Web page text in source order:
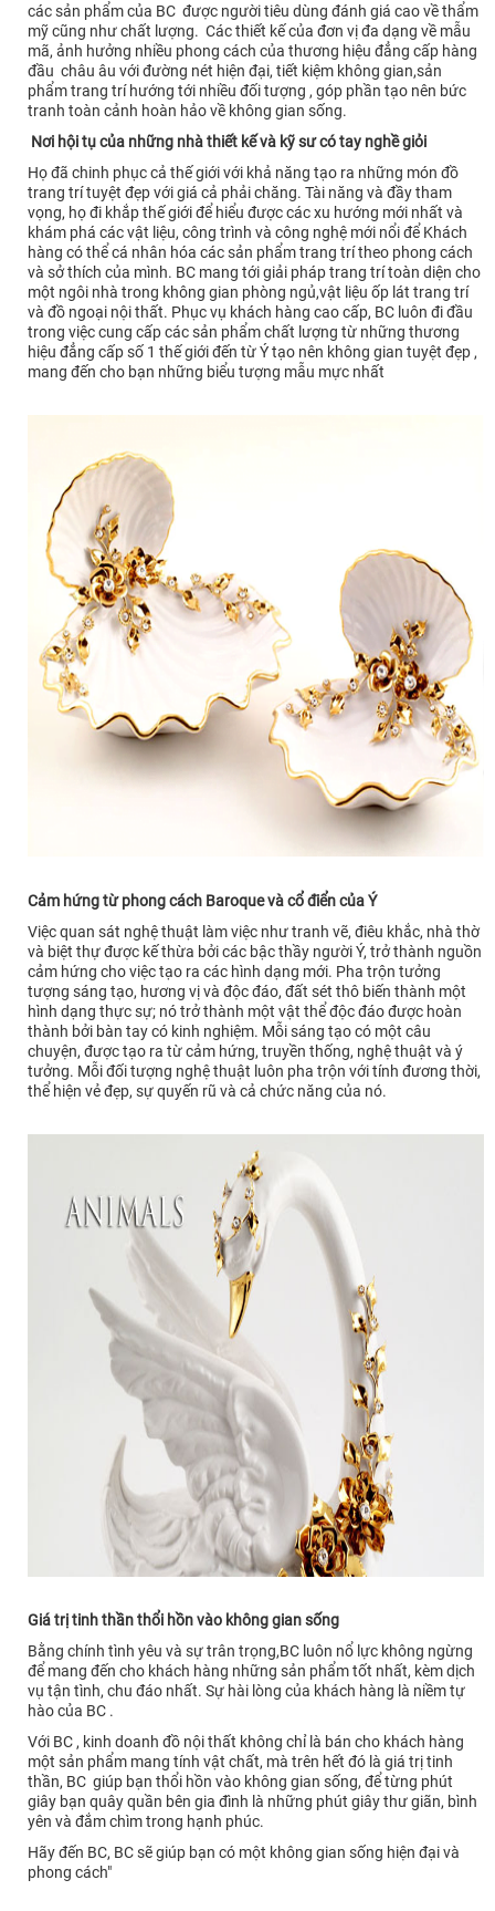
các sản phẩm của BC được người tiêu dùng đánh giá cao về thẩm
mỹ cũng như chất lượng. Các thiết kế của đơn vị đa dạng về mẫu
mã, ảnh hưởng nhiều phong cách của thương hiệu đẳng cấp hàng
đầu châu âu với đường nét hiện đại, tiết kiệm không gian,sản
phẩm trang trí hướng tới nhiều đối tượng , góp phần tạo nên bức
tranh toàn cảnh hoàn hảo về không gian sống.
Nơi hội tụ của những nhà thiết kế và kỹ sư có tay nghề giỏi
Họ đã chinh phục cả thế giới với khả năng tạo ra những món đồ
trang trí tuyệt đẹp với giá cả phải chăng. Tài năng và đầy tham
vọng, họ đi khắp thế giới để hiểu được các xu hướng mới nhất và
khám phá các vật liệu, công trình và công nghệ mới nổi để Khách
hàng có thể cá nhân hóa các sản phẩm trang trí theo phong cách
và sở thích của mình. BC mang tới giải pháp trang trí toàn diện cho
một ngôi nhà trong không gian phòng ngủ,vật liệu ốp lát trang trí
và đồ ngoại nội thất. Phục vụ khách hàng cao cấp, BC luôn đi đầu
trong việc cung cấp các sản phẩm chất lượng từ những thương
hiệu đẳng cấp số 1 thế giới đến từ Ý tạo nên không gian tuyệt đẹp ,
mang đến cho bạn những biểu tượng mẫu mực nhất
Cảm hứng từ phong cách Baroque và cổ điển của Ý
Việc quan sát nghệ thuật làm việc như tranh vẽ, điêu khắc, nhà thờ
và biệt thự được kế thừa bởi các bậc thầy người Ý, trở thành nguồn
cảm hứng cho việc tạo ra các hình dạng mới. Pha trộn tưởng
tượng sáng tạo, hương vị và độc đáo, đất sét thô biến thành một
hình dạng thực sự; nó trở thành một vật thể độc đáo được hoàn
thành bởi bàn tay có kinh nghiệm. Mỗi sáng tạo có một câu
chuyện, được tạo ra từ cảm hứng, truyền thống, nghệ thuật và ý
tưởng. Mỗi đối tượng nghệ thuật luôn pha trộn với tính đương thời,
thể hiện vẻ đẹp, sự quyến rũ và cả chức năng của nó.
Giá trị tinh thần thổi hồn vào không gian sống
Bằng chính tình yêu và sự trân trọng,BC luôn nổ lực không ngừng
để mang đến cho khách hàng những sản phẩm tốt nhất, kèm dịch
vụ tận tình, chu đáo nhất. Sự hài lòng của khách hàng là niềm tự
hào của BC .
Với BC , kinh doanh đồ nội thất không chỉ là bán cho khách hàng
một sản phẩm mang tính vật chất, mà trên hết đó là giá trị tinh
thần, BC giúp bạn thổi hồn vào không gian sống, để từng phút
giây bạn quây quần bên gia đình là những phút giây thư giãn, bình
yên và đắm chìm trong hạnh phúc.
Hãy đến BC, BC sẽ giúp bạn có một không gian sống hiện đại và
phong cách"